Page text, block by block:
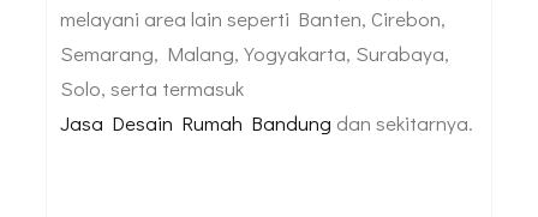
melayani area lain seperti Banten, Cirebon,
Semarang, Malang, Yogyakarta, Surabaya,
Solo, serta termasuk
Jasa Desain Rumah Bandung dan sekitarnya.